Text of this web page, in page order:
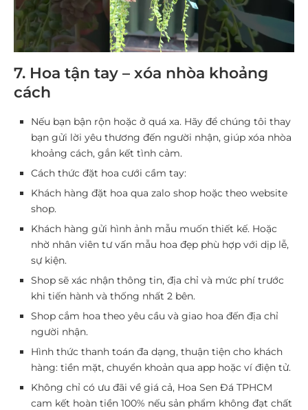
7. Hoa tận tay – xóa nhòa khoảng
cách
Nếu bạn bận rộn hoặc ở quá xa. Hãy để chúng tôi thay
bạn gửi lời yêu thương đến người nhận, giúp xóa nhòa
khoảng cách, gắn kết tình cảm.
Cách thức đặt hoa cưới cầm tay:
Khách hàng đặt hoa qua zalo shop hoặc theo website
shop.
Khách hàng gửi hình ảnh mẫu muốn thiết kế. Hoặc
nhờ nhân viên tư vấn mẫu hoa đẹp phù hợp với dịp lễ,
sự kiện.
Shop sẽ xác nhận thông tin, địa chỉ và mức phí trước
khi tiến hành và thống nhất 2 bên.
Shop cắm hoa theo yêu cầu và giao hoa đến địa chỉ
người nhận.
Hình thức thanh toán đa dạng, thuận tiện cho khách
hàng: tiền mặt, chuyển khoản qua app hoặc ví điện tử.
Không chỉ có ưu đãi về giá cả, Hoa Sen Đá TPHCM
cam kết hoàn tiền 100% nếu sản phẩm không đạt chất